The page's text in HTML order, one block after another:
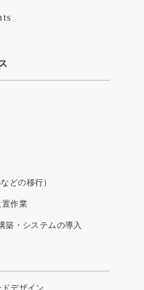
どの移行）
置作業
築・システムの導入
デザイン